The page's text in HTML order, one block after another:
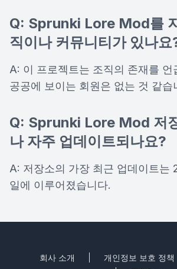
Q: Sprunki Lore Mod를
직이나 커뮤니티가 있나요
A: 이 프로젝트는 조직의 존재를 언
공공에 보이는 회원은 없는 것 같습
Q: Sprunki Lore Mod 저
나 자주 업데이트되나요?
A: 저장소의 가장 최근 업데이트는
일에 이루어졌습니다.
회사 소개 개인정보 보호 정책